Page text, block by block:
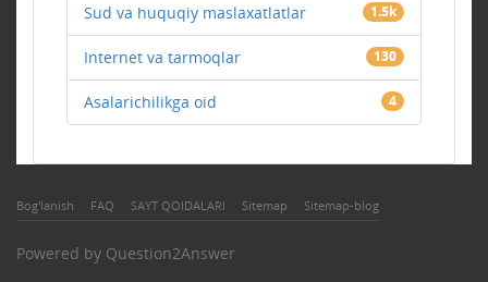
Sud va huquqiy maslaxatlatlar 1.5k
Internet va tarmoqlar 130
Asalarichilikga oid 4
Bog'lanish FAQ SAYT QOIDALARI Sitemap Sitemap-blog
Powered by Question2Answer